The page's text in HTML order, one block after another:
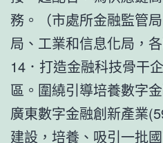
務。（市處所金融監管
局、工業和信息化局，各
14．打造金融科技骨干
區。圍繞引導培養數字
廣東數字金融創新產業
建設，培養、吸引一批